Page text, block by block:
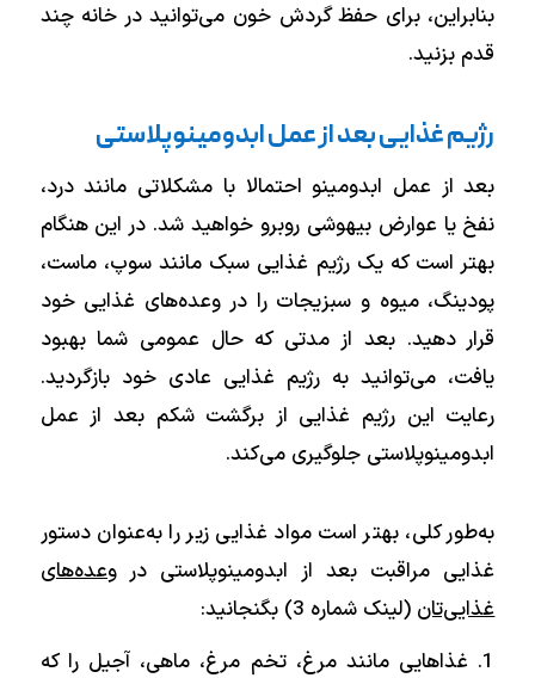
بنابراین، برای حفظ گردش خون می‌توانید در خانه چند
قدم بزنید.
رژیم غذایی بعد از عمل ابدومینوپلاستی
بعد از عمل ابدومینو احتمالا با مشکلاتی مانند درد،
نفخ یا عوارض بیهوشی روبرو خواهید شد. در این هنگام
بهتر است که یک رژیم غذایی سبک مانند سوپ، ماست،
پودینگ، میوه و سبزیجات را در وعده‌های غذایی خود
قرار دهید. بعد از مدتی که حال عمومی شما بهبود
یافت، می‌توانید به رژیم غذایی عادی خود بازگردید.
رعایت این رژیم غذایی از برگشت شکم بعد از عمل
ابدومینوپلاستی جلوگیری می‌کند.
به‌طور کلی، بهتر است مواد غذایی زیر را به‌عنوان دستور
غذایی مراقبت بعد از ابدومینوپلاستی دروعده‌های
غذایی‌تان (لینک شماره 3) بگنجانید:
غذاهایی مانند مرغ، تخم مرغ، ماهی، آجیل را که